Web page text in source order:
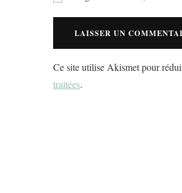
Ce site utilise Akismet pour
traitées.